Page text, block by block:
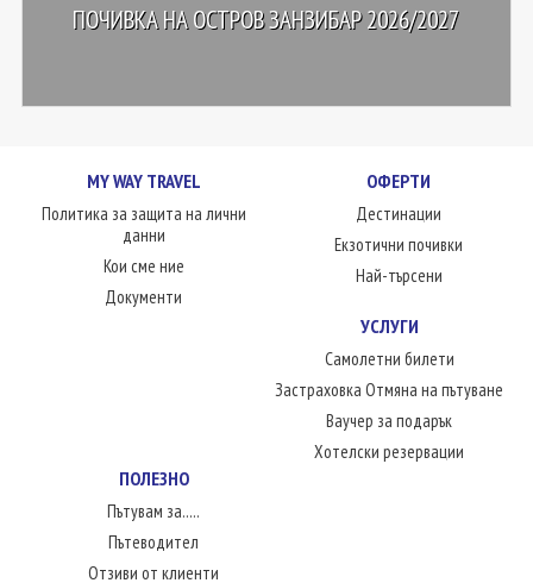
ПОЧИВКА НА ОСТРОВ ЗАНЗИБАР 2026/2027
MY WAY TRAVEL
Политика за защита на лични
данни
Кои сме ние
Документи
ОФЕРТИ
Дестинации
Екзотични почивки
Най-търсени
УСЛУГИ
Самолетни билети
Застраховка Отмяна на пътуване
Ваучер за подарък
Хотелски резервации
ПОЛЕЗНО
Пътувам за.....
Пътеводител
Отзиви от клиенти